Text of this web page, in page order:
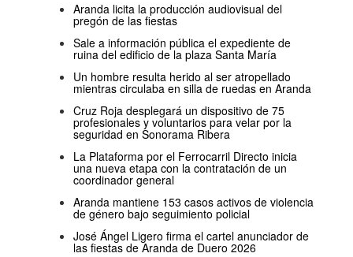
Aranda licita la producción audiovisual del
pregón de las fiestas
Sale a información pública el expediente de
ruina del edificio de la plaza Santa María
Un hombre resulta herido al ser atropellado
mientras circulaba en silla de ruedas en Aranda
Cruz Roja desplegará un dispositivo de 75
profesionales y voluntarios para velar por la
seguridad en Sonorama Ribera
La Plataforma por el Ferrocarril Directo inicia
una nueva etapa con la contratación de un
coordinador general
Aranda mantiene 153 casos activos de violencia
de género bajo seguimiento policial
José Ángel Ligero firma el cartel anunciador de
las fiestas de Aranda de Duero 2026